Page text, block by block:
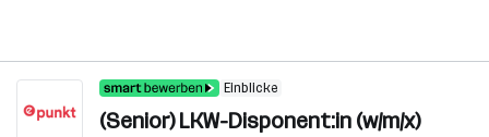
Einblicke
(Senior) LKW-Disponent:in (w/m/x)